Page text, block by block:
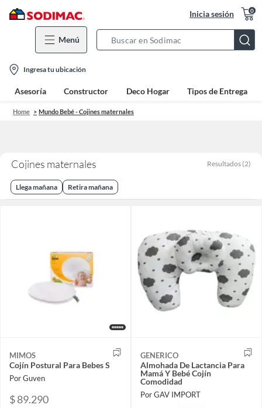
Inicia sesión 0
Menú
Bar
location-
icon
Ingresa tu ubicación
Asesoría Constructor Deco Hogar Tipos de Entrega
Home Mundo Bebé - Cojines maternales
Cojines maternales Resultados (2)
Llega mañana Retira mañana
MIMOS
Cojín Postural Para Bebes S
Por Guven
$ 89.290
GENERICO
Almohada De Lactancia Para
Mamá Y Bebé Cojín
Comodidad
Por GAV IMPORT